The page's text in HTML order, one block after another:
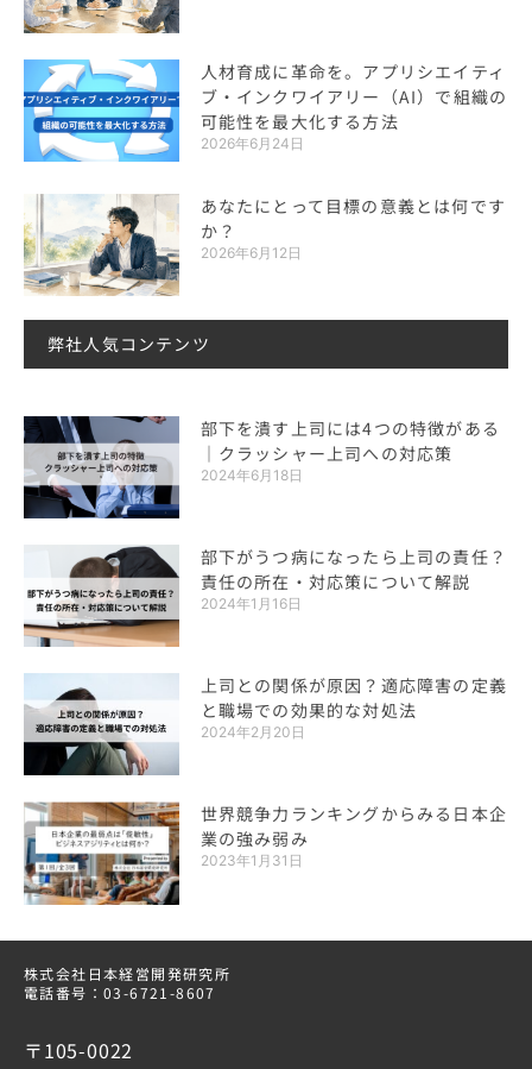
人材育成に革命を。アプリシエイティ
ブ・インクワイアリー（AI）で組織の
可能性を最大化する方法
2026年6月24日
あなたにとって目標の意義とは何です
か？
2026年6月12日
弊社人気コンテンツ
部下を潰す上司には4つの特徴がある
｜クラッシャー上司への対応策
2024年6月18日
部下がうつ病になったら上司の責任？
責任の所在・対応策について解説
2024年1月16日
上司との関係が原因？適応障害の定義
と職場での効果的な対処法
2024年2月20日
世界競争力ランキングからみる日本企
業の強み弱み
2023年1月31日
株式会社日本経営開発研究所
電話番号：03-6721-8607
〒105-0022